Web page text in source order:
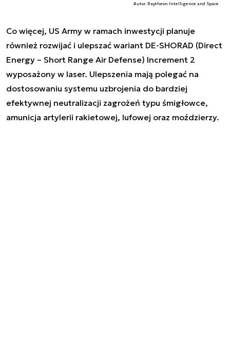
Autor. Raytheon Intelligence and Space
Co więcej, US Army w ramach inwestycji planuje
również rozwijać i ulepszać wariant DE-SHORAD (Direct
Energy – Short Range Air Defense) Increment 2
wyposażony w laser. Ulepszenia mają polegać na
dostosowaniu systemu uzbrojenia do bardziej
efektywnej neutralizacji zagrożeń typu śmigłowce,
amunicja artylerii rakietowej, lufowej oraz moździerzy.